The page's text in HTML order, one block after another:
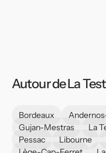
Autour de La
Bordeaux
Gujan-Mestras
La
Pessac
Libourne